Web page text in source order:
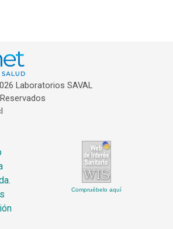
Laboratorios SAVAL
Compruébelo aquí